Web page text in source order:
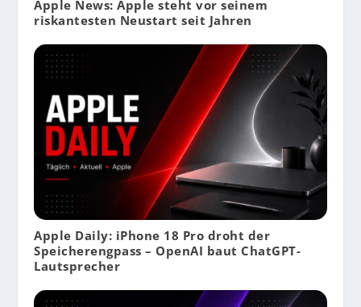
Apple News: Apple steht vor seinem
riskantesten Neustart seit Jahren
Apple Daily: iPhone 18 Pro droht der
Speicherengpass – OpenAI baut ChatGPT-
Lautsprecher